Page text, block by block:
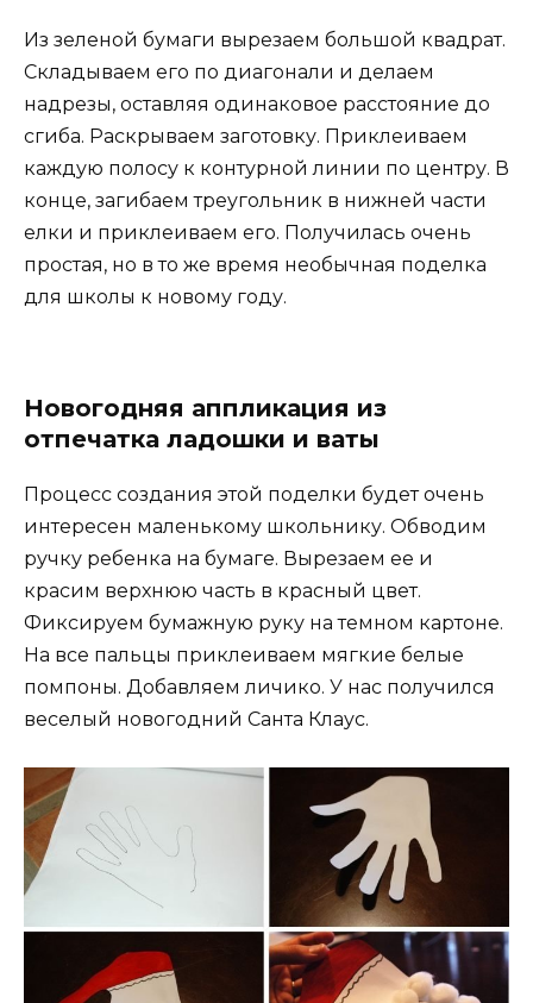
Из зеленой бумаги вырезаем большой квадрат.
Складываем его по диагонали и делаем
надрезы, оставляя одинаковое расстояние до
сгиба. Раскрываем заготовку. Приклеиваем
каждую полосу к контурной линии по центру. В
конце, загибаем треугольник в нижней части
елки и приклеиваем его. Получилась очень
простая, но в то же время необычная поделка
для школы к новому году.
Новогодняя аппликация из
отпечатка ладошки и ваты
Процесс создания этой поделки будет очень
интересен маленькому школьнику. Обводим
ручку ребенка на бумаге. Вырезаем ее и
красим верхнюю часть в красный цвет.
Фиксируем бумажную руку на темном картоне.
На все пальцы приклеиваем мягкие белые
помпоны. Добавляем личико. У нас получился
веселый новогодний Санта Клаус.